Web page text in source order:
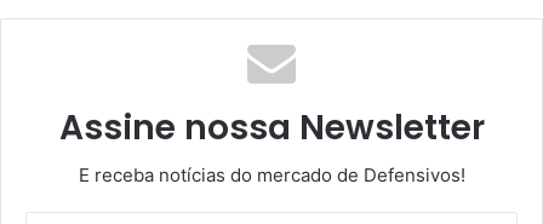
Assine nossa Newsletter
E receba notícias do mercado de Defensivos!